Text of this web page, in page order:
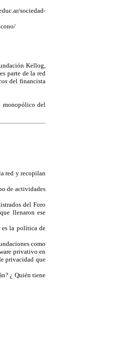
sociedad-
Kellog,
parte de la red
del financista
monopólico del
red y recopilan
de actividades
del Foro
llenaron ese
es la política de
como
privativo en
privacidad que
¿ Quién tiene